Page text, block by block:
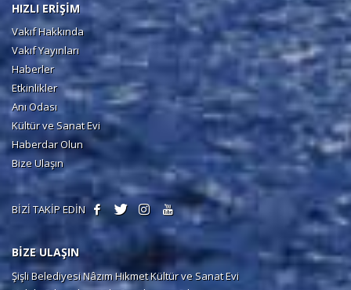
HIZLI ERİŞİM
Vakıf Hakkında
Vakıf Yayınları
Haberler
Etkinlikler
Anı Odası
Kültür ve Sanat Evi
Haberdar Olun
Bize Ulaşın
BİZİ TAKİP EDİN
BİZE ULAŞIN
Şişli Belediyesi Nâzım Hikmet Kültür ve Sanat Evi